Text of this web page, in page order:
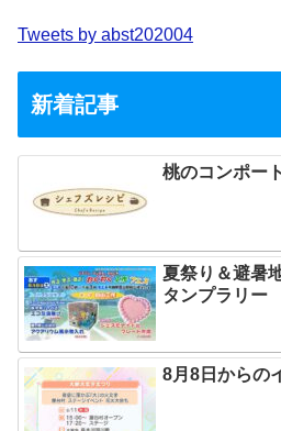
Tweets by abst202004
新着記事
桃のコンポー
夏祭り＆避暑
タンプラリー
8月8日からの